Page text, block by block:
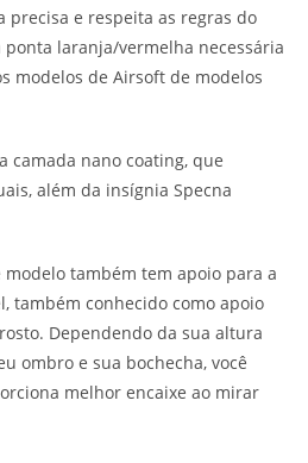
precisa e respeita as regras do
laranja/vermelha necessária
modelos de Airsoft de modelos
camada nano coating, que
além da insígnia Specna
modelo também tem apoio para a
também conhecido como apoio
Dependendo da sua altura
ombro e sua bochecha, você
melhor encaixe ao mirar